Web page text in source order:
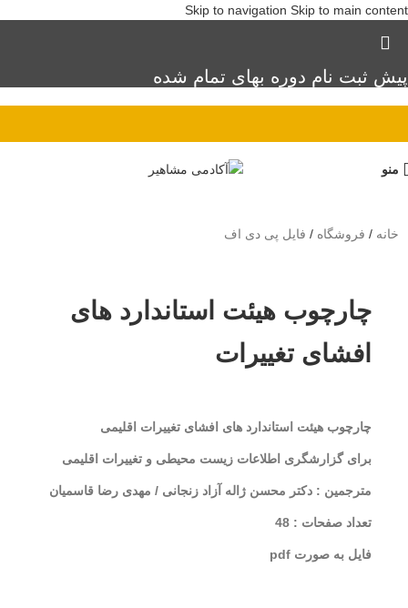
Skip to navigation Skip to main content
پیش ثبت نام دوره بهای تمام شده
منو
خانه / فروشگاه / فایل پی دی اف
چارچوب هیئت استاندارد های
افشای تغییرات
چارچوب هیئت استاندارد های افشای تغییرات اقلیمی
برای گزارشگری اطلاعات زیست محیطی و تغییرات اقلیمی
مترجمین : دکتر محسن ژاله آزاد زنجانی / مهدی رضا قاسمیان
تعداد صفحات : 48
فایل به صورت pdf